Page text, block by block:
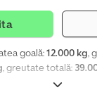
goală:12.000 kg,
, greutate totală:
09/2022,